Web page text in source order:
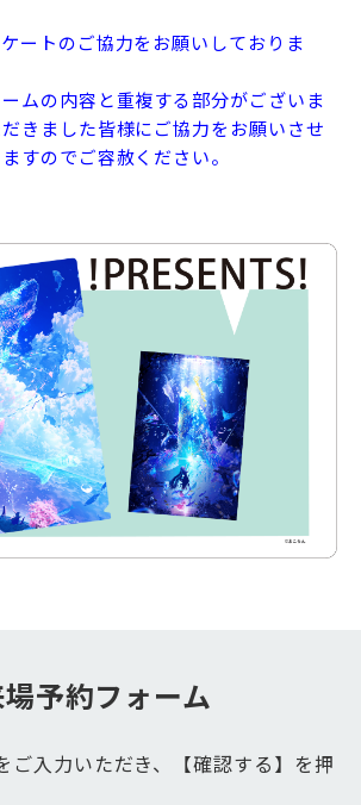
ートのご協力をお願いしておりま
ムの内容と重複する部分がございま
きました皆様にご協力をお願いさせ
すのでご容赦ください。
予約フォーム
ご入力いただき、【確認する】を押